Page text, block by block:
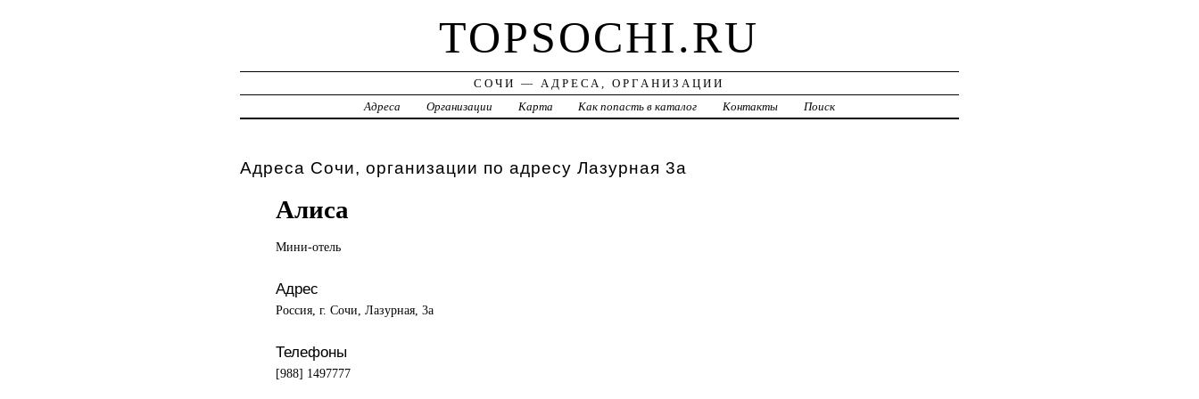
TOPSOCHI.RU
СОЧИ — АДРЕСА, ОРГАНИЗАЦИИ
Адреса
Организации Карта Как попасть в каталог Контакты Поиск
Адреса Сочи, организации по адресу Лазурная 3а
Алиса
Мини-отель
Адрес
Россия, г. Сочи, Лазурная, 3а
Телефоны
[988] 1497777